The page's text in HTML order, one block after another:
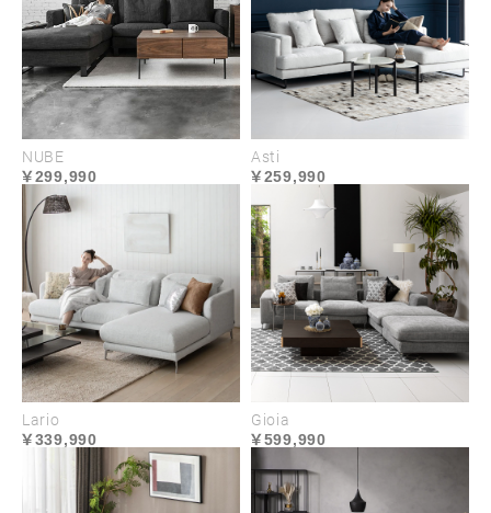
主張を抑えた
ディテールデザイン
ボディの圧迫感を軽減する低めのアームはワ
イドなシートを際立たせ、スリムな金属脚は
重厚感のあるソファに軽やかさをもたらしま
す。主張を抑えつつも全体のバランスが取れ
NUBE
299,990
Asti
259,990
Lario
339,990
Gioia
599,990